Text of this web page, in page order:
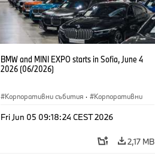
BMW and MINI EXPO starts in Sofia, June 4
2026 (06/2026)
Корпоративни събития · Корпоративни
Fri Jun 05 09:18:24 CEST 2026
2,17 MB